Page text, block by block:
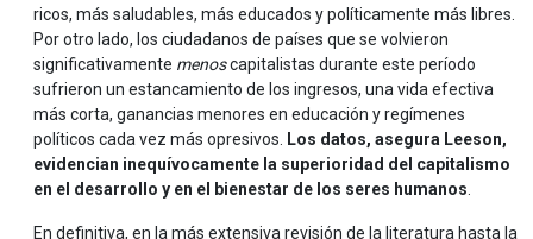
ricos, más saludables, más educados y políticamente más libres.
Por otro lado, los ciudadanos de países que se volvieron
significativamente menoscapitalistas durante este período
sufrieron un estancamiento de los ingresos, una vida efectiva
más corta, ganancias menores en educación y regímenes
políticos cada vez más opresivos.
Los datos, asegura Leeson,
evidencian inequívocamente la superioridad del capitalismo
en el desarrollo y en el bienestar de los seres humanos
En definitiva, en la más extensiva revisión de la literatura hasta la